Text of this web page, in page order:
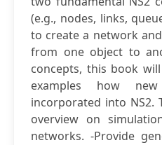
(e.g., nodes, links,
to create a network
from one object to
concepts, this book
examples how
incorporated into NS2.
overview on
networks. -Provide